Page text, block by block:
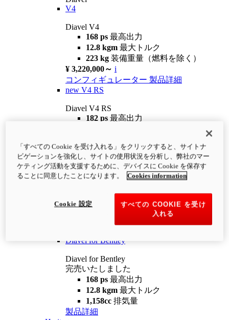
V4
Diavel V4
168 ps 最高出力
12.8 kgm 最大トルク
223 kg 装備重量（燃料を除く）
¥ 3,220,000～ i
コンフィギュレーター 製品詳細
new V4 RS
Diavel V4 RS
182 ps 最高出力
¥4,400,000 i
コンフィギュレーター 製品詳細
newV4 RS 100
12.2 kgm
最大トルク
装備重量（燃料を除く）
Diavel for Bentley
Diavel for Bentley
完売いたしました
168 ps 最高出力
12.8 kgm 最大トルク
1,158cc 排気量
製品詳細
「すべての Cookie を受け入れる」をクリックすると、サイトナ
ビゲーションを強化し、サイトの使用状況を分析し、弊社のマー
ケティング活動を支援するために、デバイスに Cookie を保存す
ることに同意したことになります。
Cookies information
すべての COOKIE を受け
入れる
Cookie 設定